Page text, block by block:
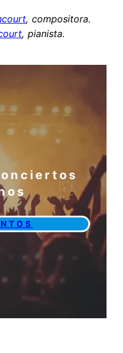
, compositora.
, pianista.